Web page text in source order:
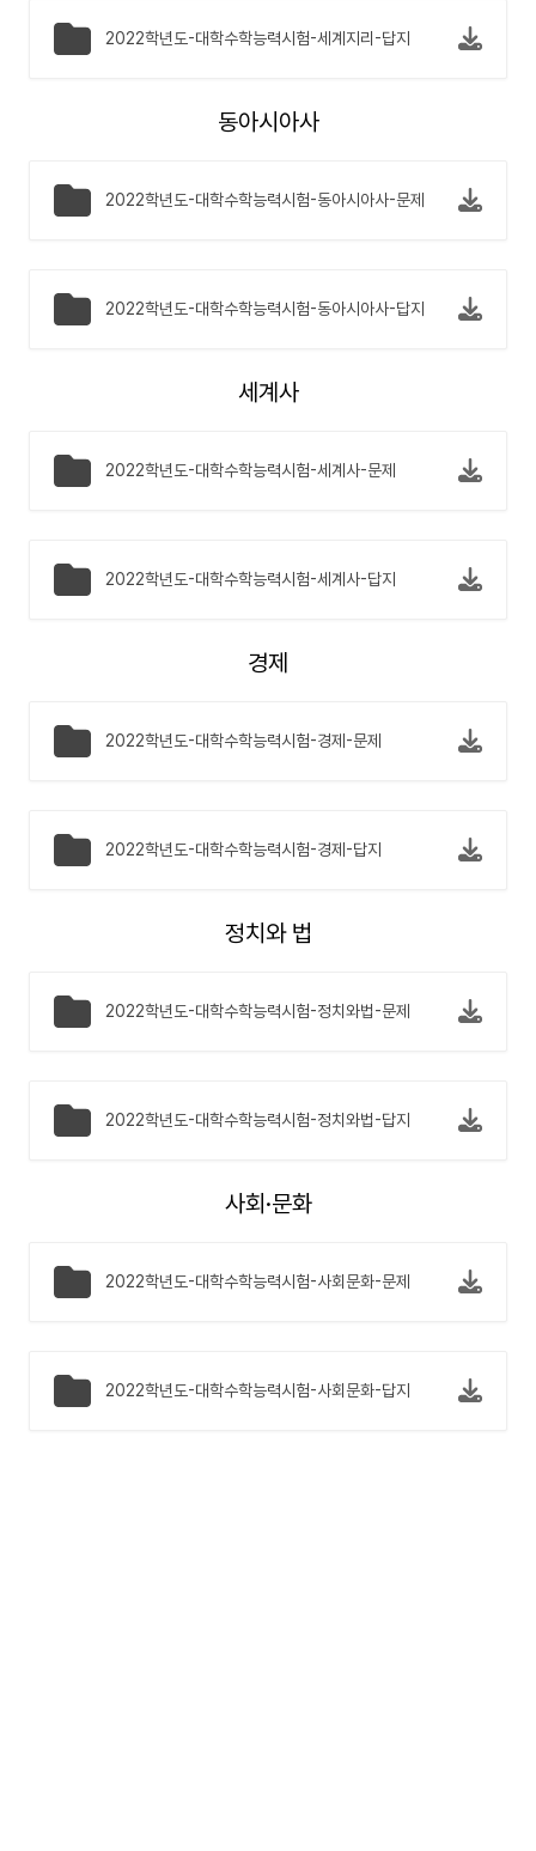
2022학년도-대학수학능력시험-세계지리-답지
동아시아사
2022학년도-대학수학능력시험-동아시아사-문제
2022학년도-대학수학능력시험-동아시아사-답지
세계사
2022학년도-대학수학능력시험-세계사-문제
2022학년도-대학수학능력시험-세계사-답지
경제
2022학년도-대학수학능력시험-경제-문제
2022학년도-대학수학능력시험-경제-답지
정치와 법
2022학년도-대학수학능력시험-정치와법-문제
2022학년도-대학수학능력시험-정치와법-답지
사회·문화
2022학년도-대학수학능력시험-사회문화-문제
2022학년도-대학수학능력시험-사회문화-답지